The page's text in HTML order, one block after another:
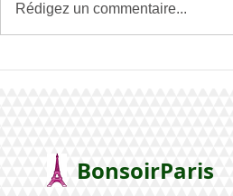
Rédigez un commentaire...
BonsoirParis